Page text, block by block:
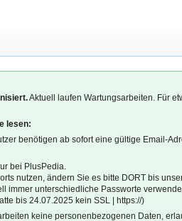
Aktuell laufen Wartungsarbeiten. Für
lesen:
benötigen ab sofort eine gültige Email-
bei PlusPedia.
nutzen, ändern Sie es bitte DORT bis
immer unterschiedliche Passworte
bis 24.07.2025 kein SSL | https://)
keine personenbezogenen Daten,